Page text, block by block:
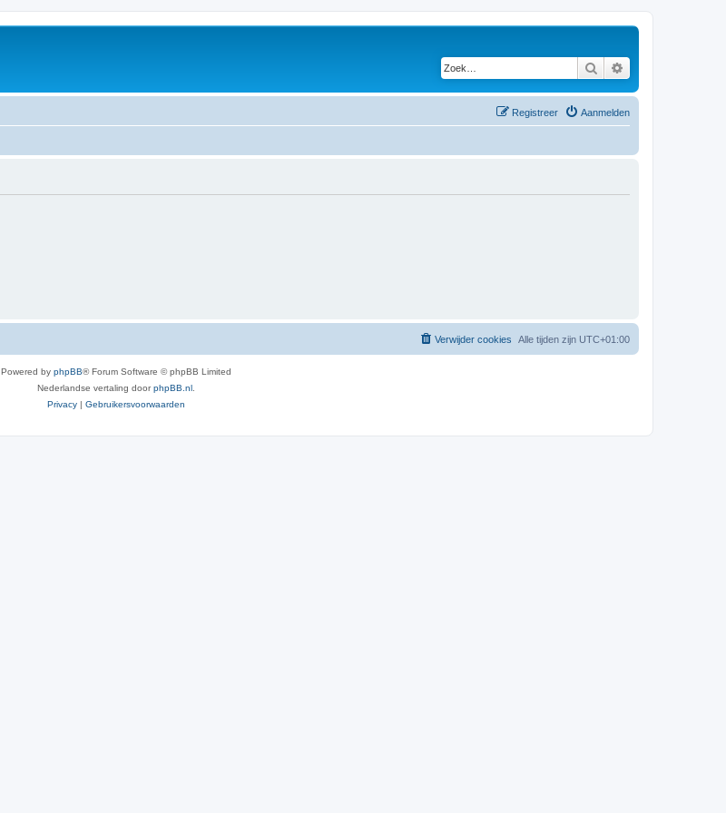
Zoek
Aanmelden
Registreer
Alle tijden zijn UTC+01:00
Verwijder cookies
Powered by phpBB® Forum Software © phpBB Limited
Nederlandse vertaling doorphpBB.nl
Privacy | Gebruikersvoorwaarden